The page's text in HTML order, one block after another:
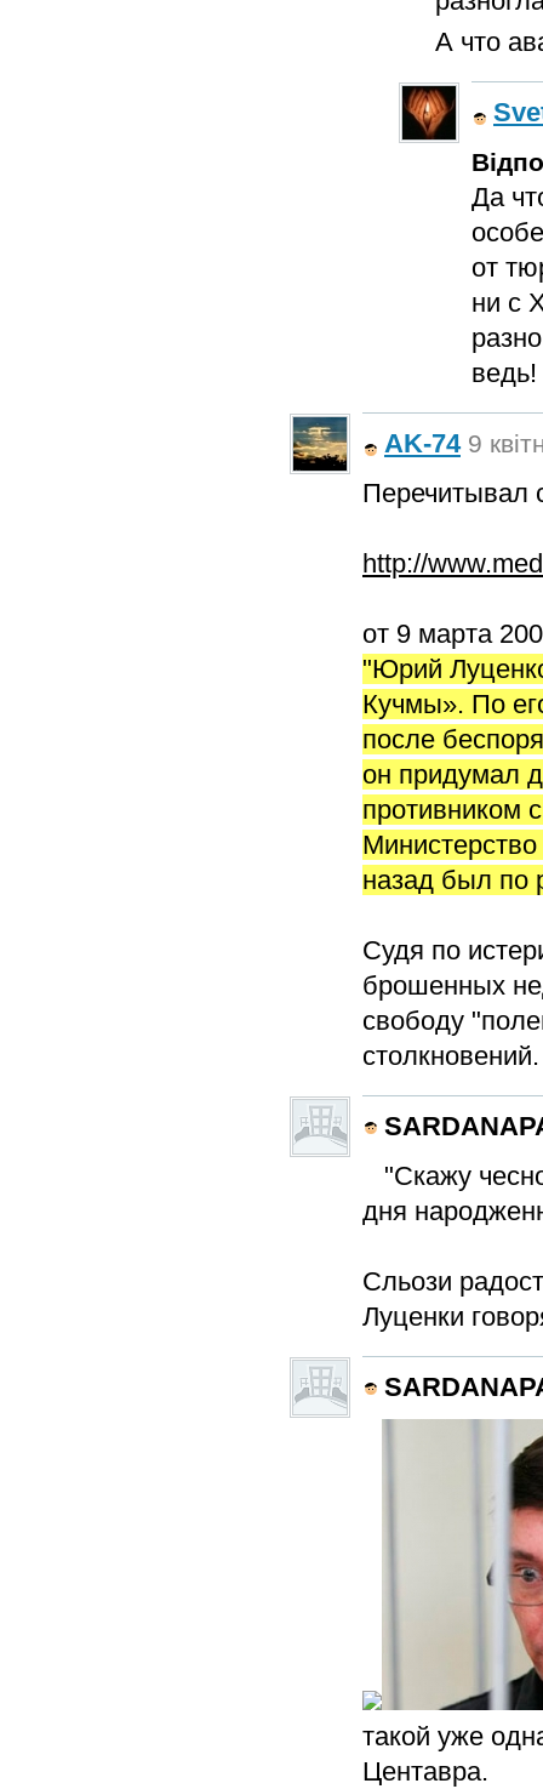
А что
Да
от
ни с
ведь!
AK-74 9
Перечитывал
http://
от 9 марта
"Юрий
Кучмы». По
после
он придумал
противником
назад был по
Судя по
брошенных
свободу
столкновений.
"Скажу
дня
Сльози
Луценки
такой уже
Центавра.